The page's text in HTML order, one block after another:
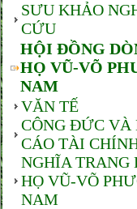
SƯU KHẢO
CỨU
HỘI ĐỒNG
HỌ VŨ-VÕ
NAM
VĂN TẾ
CÔNG ĐỨC VÀ
CÁO TÀI
NGHĨA TRANG
HỌ VŨ-VÕ
NAM